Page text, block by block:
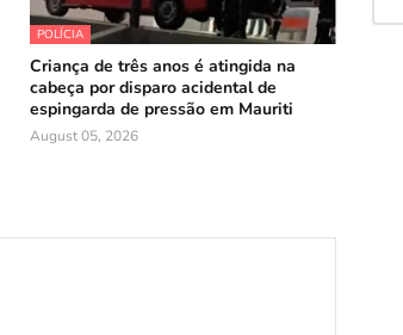
POLÍCIA
Criança de três anos é atingida na
cabeça por disparo acidental de
espingarda de pressão em Mauriti
August 05, 2026